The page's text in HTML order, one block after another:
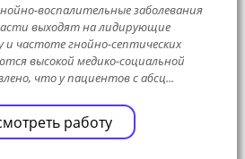
воспалительные заболевания
выходят на лидирующие
и частоте гнойно-септических
высокой медико-социальной
что у пациентов с абсц...
работу